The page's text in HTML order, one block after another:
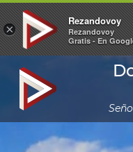
×
Rezandovoy
Rezandovoy
Gratis - En